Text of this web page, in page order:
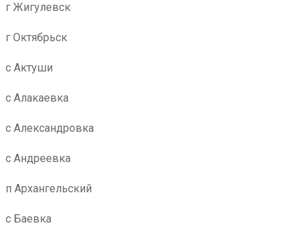
г Жигулевск
г Октябрьск
с Актуши
с Алакаевка
с Александровка
с Андреевка
п Архангельский
с Баевка